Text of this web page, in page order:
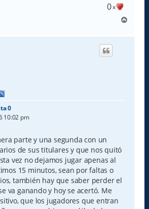
0x
r
0
10:02 pm
parte y una segunda con un
de sus titulares y que nos quitó
vez no dejamos jugar apenas al
15 minutos, sean por faltas o
también hay que saber perder el
va ganando y hoy se acertó. Me
que los jugadores que entran